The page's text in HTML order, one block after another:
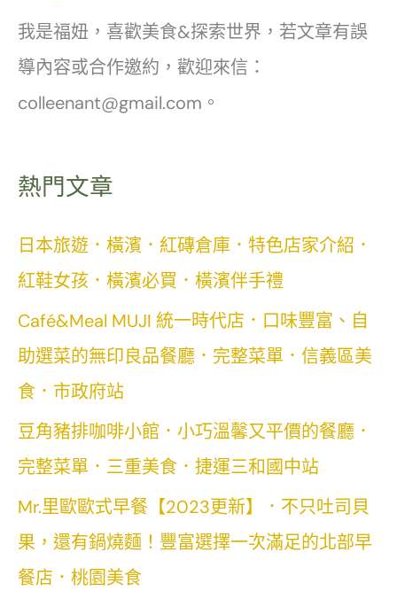
我是福妞，喜歡美食&探索世界，若文章有誤
導內容或合作邀約，歡迎來信：
colleenant@gmail.com。
熱門文章
日本旅遊．橫濱．紅磚倉庫．特色店家介紹．
紅鞋女孩．橫濱必買．橫濱伴手禮
Café&Meal MUJI 統一時代店．口味豐富、自
助選菜的無印良品餐廳．完整菜單．信義區美
食．市政府站
豆角豬排咖啡小館．小巧溫馨又平價的餐廳．
完整菜單．三重美食．捷運三和國中站
Mr.里歐歐式早餐【2023更新】．不只吐司貝
果，還有鍋燒麵！豐富選擇一次滿足的北部早
餐店．桃園美食